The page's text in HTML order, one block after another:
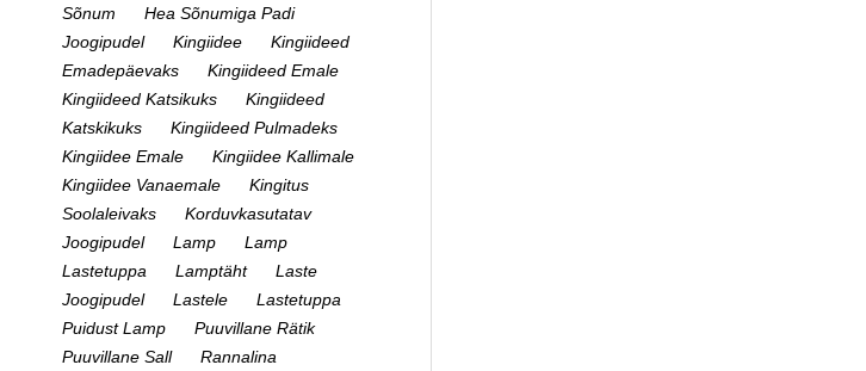
Sõnum
Hea Sõnumiga Padi
Joogipudel
Kingiidee
Kingiideed
Emadepäevaks
Kingiideed Emale
Kingiideed Katsikuks
Kingiideed
Katskikuks
Kingiideed Pulmadeks
Kingiidee Emale
Kingiidee Kallimale
Kingiidee Vanaemale
Kingitus
Soolaleivaks
Korduvkasutatav
Joogipudel
Lamp
Lamp
Lastetuppa
Lamptäht
Laste
Joogipudel
Lastele
Lastetuppa
Puidust Lamp
Puuvillane Rätik
Puuvillane Sall
Rannalina